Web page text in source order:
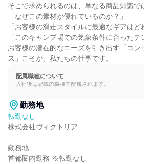
そこで求められるのは、単なる商品知識で
「なぜこの素材が優れているのか？」
「お客様の滑走スタイルに最適なギアはど
「このキャンプ場での気象条件に合ったテ
お客様の潜在的なニーズを引き出す「コン
ス」こそが、私たちの仕事です。
配属職種について
入社後は記載の職種で配属されます。
勤務地
転勤なし
株式会社ヴィクトリア
勤務地
首都圏内勤務 ※転勤なし